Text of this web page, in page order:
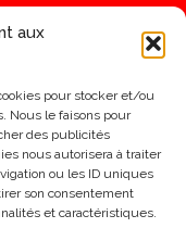
aux
pour stocker et/ou
Nous le faisons pour
des publicités
nous autorisera à traiter
ou les ID uniques
son consentement
et caractéristiques.